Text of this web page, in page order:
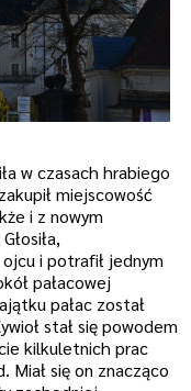
w czasach hrabiego
miejscowość
i z nowym
i potrafił jednym
pałacowej
pałac został
stał się powodem
kilkuletnich prac
Miał się on znacząco